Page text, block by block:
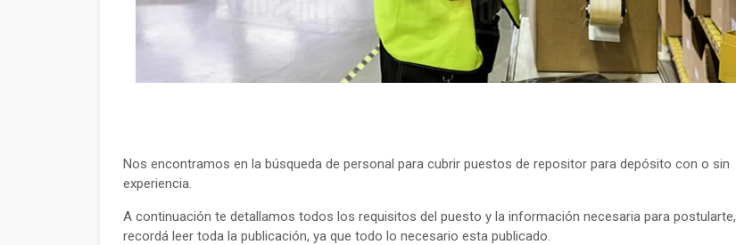
Nos encontramos en la búsqueda de personal para cubrir puestos de repositor para depósito con o sin
experiencia.
A continuación te detallamos todos los requisitos del puesto y la información necesaria para postularte,
recordá leer toda la publicación, ya que todo lo necesario esta publicado.